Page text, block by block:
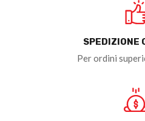
SPEDIZIONE
Per ordini